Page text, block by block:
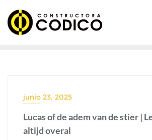
contenido
junio 23, 2025
Lucas of de adem van de stier |
altijd overal